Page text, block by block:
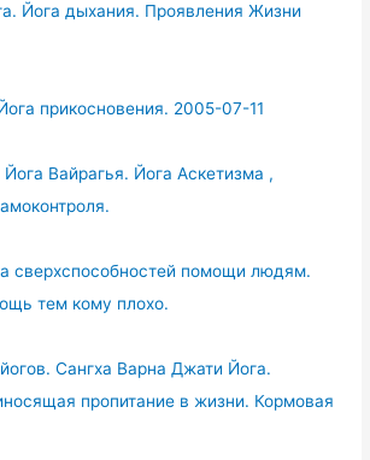
Йога дыхания. Проявления Жизни
прикосновения. 2005-07-11
Вайрагья. Йога Аскетизма ,
сверхспособностей помощи людям.
тем кому плохо.
Сангха Варна Джати Йога.
пропитание в жизни. Кормовая